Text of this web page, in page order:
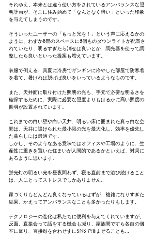
それゆえ、本来とは違う使い方をされているアンバランスな照
明計画が、そこに住み始めて「なんとなく暗い」といった印象
を与えてしまうのです。
そういったユーザーの「もっと光を！」という声に応えるかの
ように、わずか8畳のスペースに8個ものダウンライトが配置さ
れていたり、明るすぎたら消せば良いとか、調光器を使って調
整したら良いといった提案も増えています。
衣服で例える、真夏に冷房でギンギンに冷やした部屋で防寒着
を着て、暑ければ脱げば良いをいっているようなものです。
また、天井面に取り付けた照明の光も、手元で必要な明るさを
確保するために、実際に必要な照度よりもはるかに高い照度の
照明が設置されています。
これまでの白い壁や白い天井、明るい床に囲まれた真っ白な空
間は、天井に設けられた最小限の光を最大化し、効率を優先し
た暮らしには最適です。
しかし、そのようなある意味ではオフィスや工場のように、生
産性に重きを置いた住まいが人間的であるかといえば、対局に
あるように思います。
蛍光灯の明るい光を昼夜問わず、寝る直前まで浴び続けること
は、人にとってストレスでしかありません。
家づくりもどんどん良くなっているはずが、複雑になりすぎた
結果、かえってアンバランスなことも多かったりもします。
テクノロジーの進化は私たちに便利を与えてくれていますが、
反面、直接会って話をする機会も減り、家族間ですら各自の個
室に篭り、直接顔を合わせずにSNSで済ませることも...